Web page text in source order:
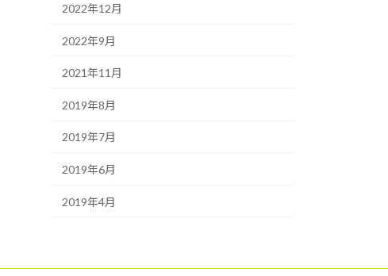
2022年12月
2022年9月
2021年11月
2019年8月
2019年7月
2019年6月
2019年4月